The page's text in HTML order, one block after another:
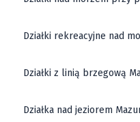
Działki rekreacyjne nad
Działki z linią brzegową
Działka nad jeziorem